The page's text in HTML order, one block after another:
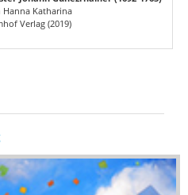
Hanna Katharina
Verlag (2019)